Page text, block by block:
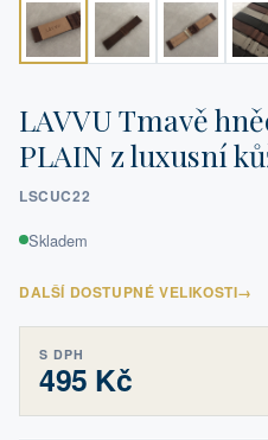
LAVVU Tmavě
PLAIN z luxusní
LSCUC22
Skladem
DALŠÍ DOSTUPNÉ VELIKOSTI→
S DPH
495 Kč